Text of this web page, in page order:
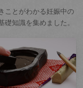
ことがわかる妊娠中の
知識を集めました。